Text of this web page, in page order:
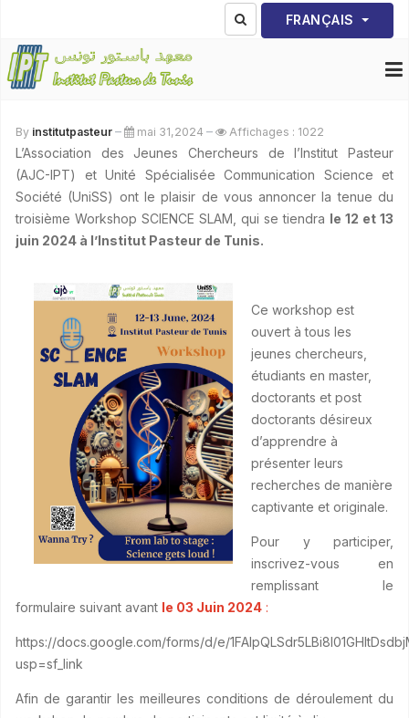
Sélectionnez votre
FRANÇAIS
By institutpasteur mai 31,2024 Affichages : 1022
L’Association des Jeunes Chercheurs de l’Institut Pasteur
(AJC-IPT) et Unité Spécialisée Communication Science et
Société (UniSS) ont le plaisir de vous annoncer la tenue du
troisième Workshop SCIENCE SLAM, qui se tiendra le 12 et 13
juin 2024 à l’Institut Pasteur de Tunis.
Ce workshop est
ouvert à tous les
jeunes chercheurs,
étudiants en master,
doctorants et post
doctorants désireux
d’apprendre à
présenter leurs
recherches de manière
captivante et originale.
Pour y participer,
inscrivez-vous en
remplissant le
formulaire suivant avant le 03 Juin 2024 :
https://docs.google.com/forms/d/e/
usp=sf_link
Afin de garantir les meilleures conditions de déroulement du